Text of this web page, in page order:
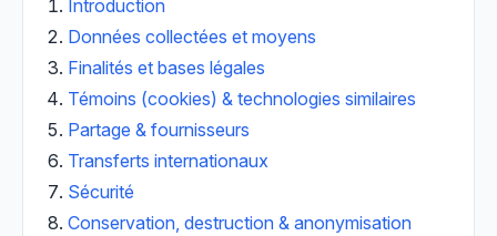
Introduction
Données collectées et moyens
Finalités et bases légales
Témoins (cookies) & technologies similaires
Partage & fournisseurs
Transferts internationaux
Sécurité
Conservation, destruction & anonymisation